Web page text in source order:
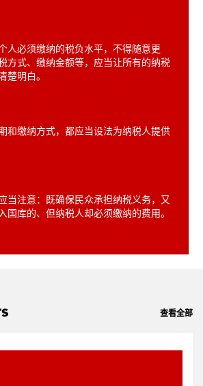
人必须缴纳的税负水平，不得随意更
方式、缴纳金额等，应当让所有的纳税
楚明白。
和缴纳方式，都应当设法为纳税人提供
当注意：既确保民众承担纳税义务，又
国库的、但纳税人却必须缴纳的费用。
查看全部